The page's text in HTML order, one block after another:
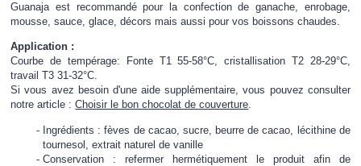
Guanaja est recommandé pour la confection de ganache, enrobage,
mousse, sauce, glace, décors mais aussi pour vos boissons chaudes.
Application :
Courbe de tempérage: Fonte T1 55-58°C, cristallisation T2 28-29°C,
travail T3 31-32°C.
Si vous avez besoin d'une aide supplémentaire, vous pouvez consulter
notre article :Choisir le bon chocolat de couverture.
Ingrédients : fèves de cacao, sucre, beurre de cacao, lécithine de
tournesol, extrait naturel de vanille
Conservation : refermer hermétiquement le produit afin de